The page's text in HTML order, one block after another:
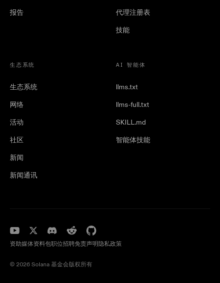
报告 代理注册表
技能
生态系统
生态系统
网络
活动
社区
新闻
新闻通讯
AI 智能体
llms.txt
llms-full.txt
SKILL.md
智能体技能
资助媒体资料包职位招聘免责声明 隐私政策
©️ 2026 Solana 基金会版权所有